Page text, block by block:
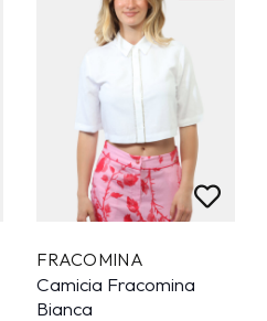
FRACOMINA
Camicia Fracomina
Bianca